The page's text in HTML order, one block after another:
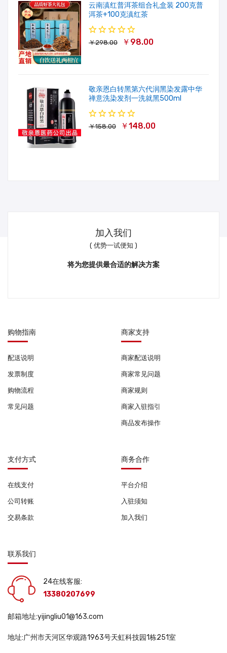
云南滇红普洱茶组合礼盒装 200克普
洱茶+100克滇红茶
￥298.00 ￥98.00
敬亲恩白转黑第六代润黑染发露中华
禅意洗染发剂一洗就黑500ml
￥158.00 ￥148.00
加入我们
( 优势一试便知 )
将为您提供最合适的解决方案
购物指南
配送说明
发票制度
购物流程
常见问题
商家支持
商家配送说明
商家常见问题
商家规则
商家入驻指引
商品发布操作
支付方式
在线支付
公司转账
交易条款
商务合作
平台介绍
入驻须知
加入我们
联系我们
24在线客服:
13380207699
邮箱地址:yijingliu01@163.com
地址:广州市天河区华观路1963号天虹科技园1栋251室